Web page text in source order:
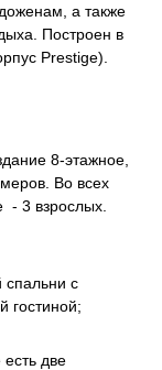
а также
Построен в
Prestige).
8-этажное,
Во всех
3 взрослых.
спальни с
гостиной;
две